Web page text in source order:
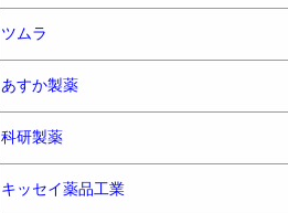
ツムラ
あすか製薬
科研製薬
キッセイ薬品工業